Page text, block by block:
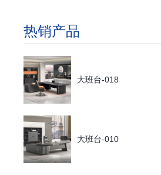
热销产品
大班台-018
大班台-010